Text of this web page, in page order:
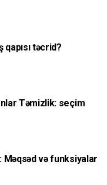
təcrid?
Təmizlik: seçim
və funksiyalar